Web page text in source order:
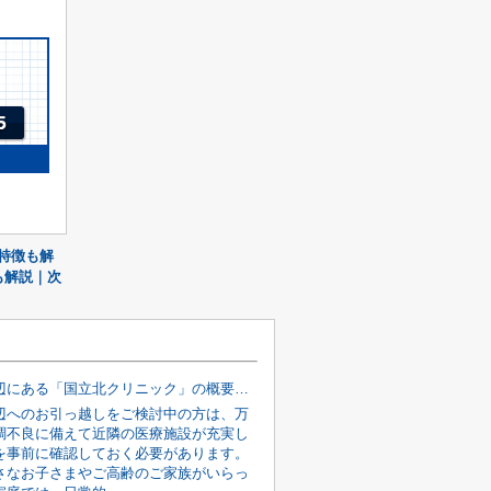
徴も解
解説｜次
国立駅周辺にある「国立北クリニック」の概要！診療内容もご紹介
へのお引っ越しをご検討中の方は、万
不良に備えて近隣の医療施設が充実し
事前に確認しておく必要があります。
なお子さまやご高齢のご家族がいらっ